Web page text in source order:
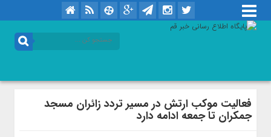
فعالیت موکب ارتش در مسیر تردد زائران مسجد
جمکران تا جمعه ادامه دارد